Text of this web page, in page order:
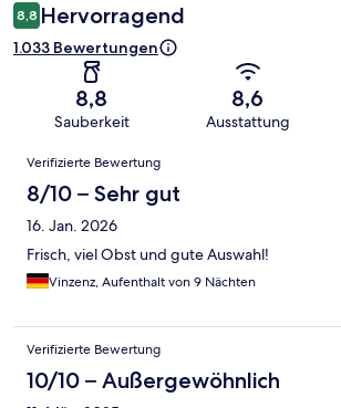
8,8 Hervorragend
1.033 Bewertungen
8,8
Sauberkeit
8,6
Ausstattung
Bewertungen
Verifizierte Bewertung
8/10 – Sehr gut
16. Jan. 2026
Frisch, viel Obst und gute Auswahl!
Vinzenz, Aufenthalt von 9 Nächten
Verifizierte Bewertung
10/10 – Außergewöhnlich